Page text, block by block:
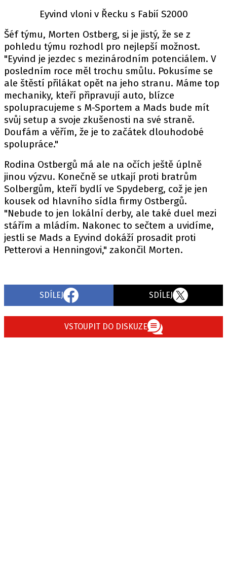
Pošlete e-mail na autoroad.cz
ETICKÝ KODEX
KONTAKT
VYDAVATEL
INZERCE
OSOBNÍ ÚDAJE / COOKIES
Provozovatelem serveru autoroad.cz je
INCORP MEDIA GROUP s.r.o., IČ: 118 23 054
Eyvind vloni v Řecku s Fabií S2000
Šéf týmu, Morten Ostberg, si je jistý, že se z
pohledu týmu rozhodl pro nejlepší možnost.
"Eyvind je jezdec s mezinárodním potenciálem. V
posledním roce měl trochu smůlu. Pokusíme se
ale štěstí přilákat opět na jeho stranu. Máme top
mechaniky, kteří připravují auto, blízce
spolupracujeme s M-Sportem a Mads bude mít
svůj setup a svoje zkušenosti na své straně.
Doufám a věřím, že je to začátek dlouhodobé
spolupráce."
Rodina Ostbergů má ale na očích ještě úplně
jinou výzvu. Konečně se utkají proti bratrům
Solbergům, kteří bydlí ve Spydeberg, což je jen
kousek od hlavního sídla firmy Ostbergů.
"Nebude to jen lokální derby, ale také duel mezi
stářím a mládím. Nakonec to sečtem a uvidíme,
jestli se Mads a Eyvind dokáží prosadit proti
Petterovi a Henningovi," zakončil Morten.
SDÍLEJ SDÍLEJ
VSTOUPIT DO DISKUZE